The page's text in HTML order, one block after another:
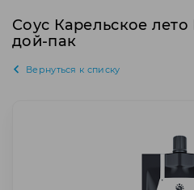
Соус Карельское
дой-пак
Вернуться к списку